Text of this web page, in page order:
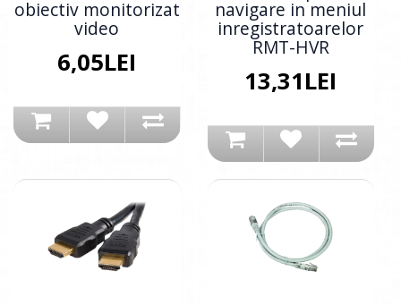
obiectiv monitorizat
video
6,05LEI
navigare in meniul
inregistratoarelor
RMT-HVR
13,31LEI